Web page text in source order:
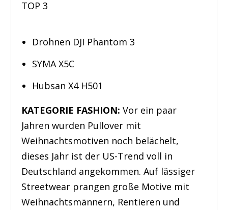
TOP 3
Drohnen DJI Phantom 3
SYMA X5C
Hubsan X4 H501
KATEGORIE FASHION:Vor ein paar
Jahren wurden Pullover mit
Weihnachtsmotiven noch belächelt,
dieses Jahr ist der US-Trend voll in
Deutschland angekommen. Auf lässiger
Streetwear prangen große Motive mit
Weihnachtsmännern, Rentieren und